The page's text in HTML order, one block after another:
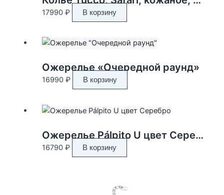
выбрать
17990 ₽ В корзину
Ожерелье «Очередной раунд»
16990 ₽ В корзину
Ожерелье Pálpito U цвет Серебро
16790 ₽ В корзину